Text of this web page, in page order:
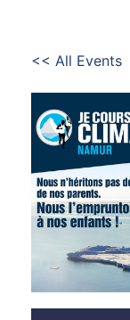
<< All Events